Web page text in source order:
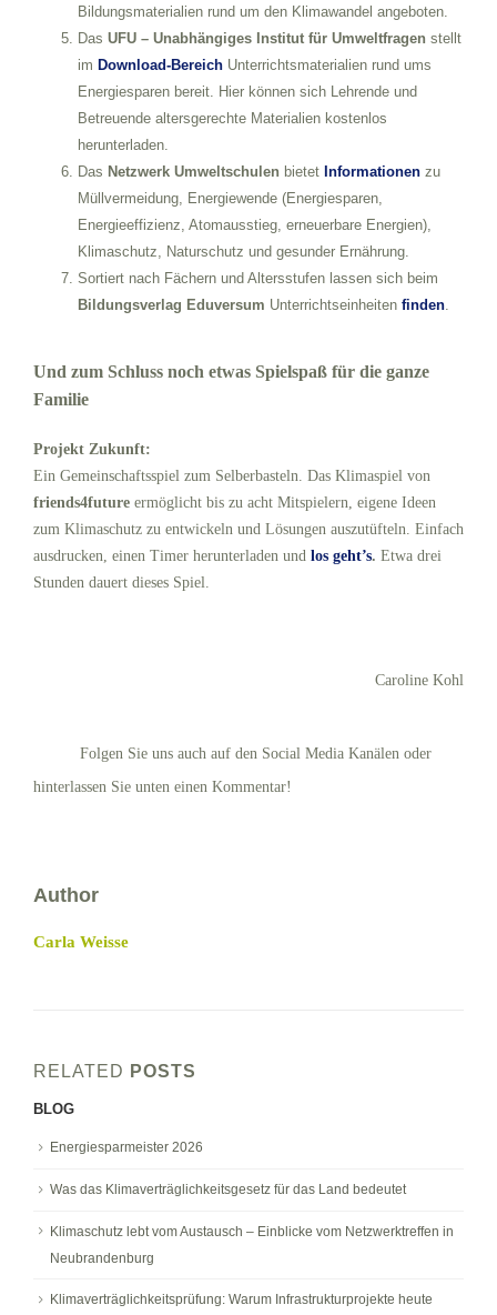
Bildungsmaterialien rund um den Klimawandel angeboten.
Das UFU – Unabhängiges Institut für Umweltfragen stellt
im Download-Bereich Unterrichtsmaterialien rund ums
Energiesparen bereit. Hier können sich Lehrende und
Betreuende altersgerechte Materialien kostenlos
herunterladen.
Das Netzwerk Umweltschulen bietet Informationen zu
Müllvermeidung, Energiewende (Energiesparen,
Energieeffizienz, Atomausstieg, erneuerbare Energien),
Klimaschutz, Naturschutz und gesunder Ernährung.
Sortiert nach Fächern und Altersstufen lassen sich beim
Bildungsverlag Eduversum Unterrichtseinheiten finden.
Und zum Schluss noch etwas Spielspaß für die ganze
Familie
Projekt Zukunft:
Ein Gemeinschaftsspiel zum Selberbasteln. Das Klimaspiel von
friends4future ermöglicht bis zu acht Mitspielern, eigene Ideen
zum Klimaschutz zu entwickeln und Lösungen auszutüfteln. Einfach
ausdrucken, einen Timer herunterladen und los geht’s. Etwa drei
Stunden dauert dieses Spiel.
Caroline Kohl
Folgen Sie uns auch auf den Social Media Kanälen oder
hinterlassen Sie unten einen Kommentar!
Author
Carla Weisse
RELATED POSTS
BLOG
Energiesparmeister 2026
Was das Klimaverträglichkeitsgesetz für das Land bedeutet
Klimaschutz lebt vom Austausch – Einblicke vom Netzwerktreffen in
Neubrandenburg
Klimaverträglichkeitsprüfung: Warum Infrastrukturprojekte heute